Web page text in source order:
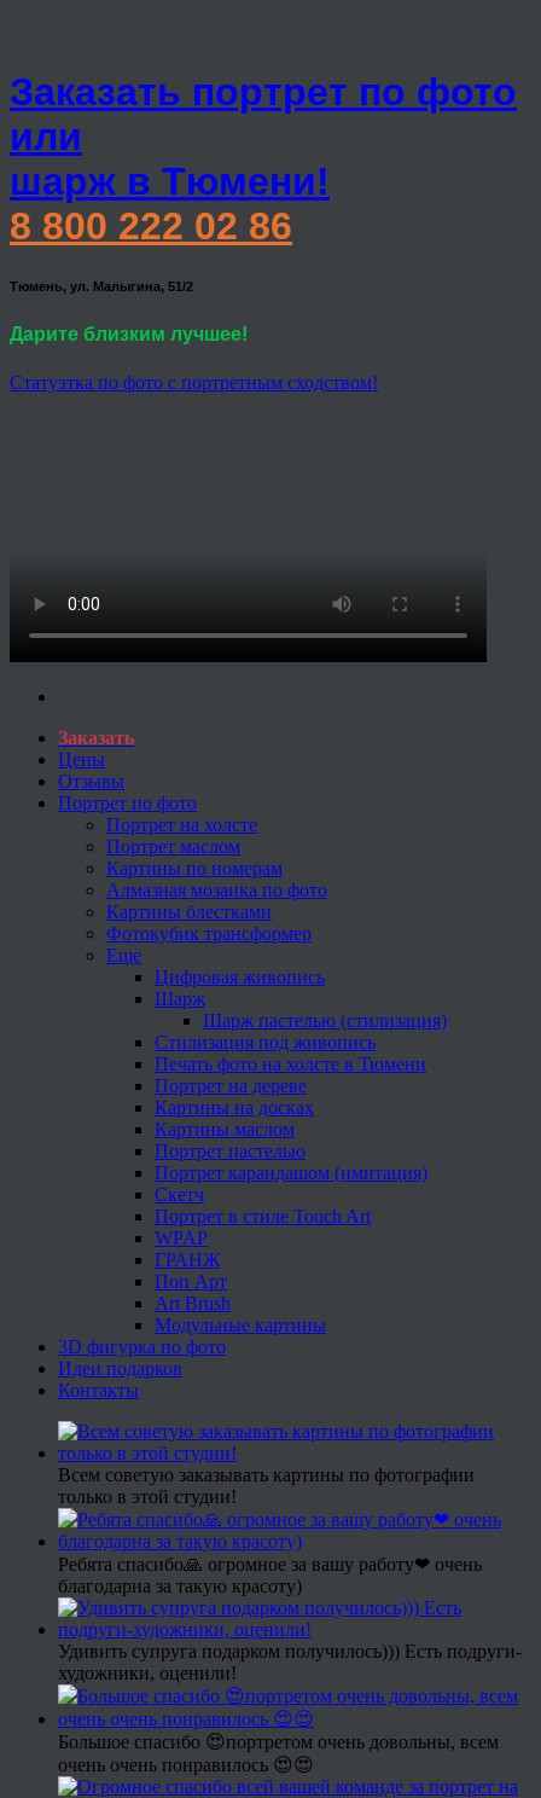
Заказать портрет по фото
или
шарж в Тюмени!
8 800 222 02 86
Тюмень, ул. Малыгина, 51/2
Дарите близким лучшее!
Статуэтка по фото с портретным сходством!
Заказать
Цены
Отзывы
Портрет по фото
Портрет на холсте
Портрет маслом
Картины по номерам
Алмазная мозаика по фото
Картины блестками
Фотокубик трансформер
Еще
Цифровая живопись
Шарж
Шарж пастелью (стилизация)
Стилизация под живопись
Печать фото на холсте в Тюмени
Портрет на дереве
Картины на досках
Картины маслом
Портрет пастелью
Портрет карандашом (имитация)
Скетч
Портрет в стиле Touch Art
WPAP
ГРАНЖ
Поп Арт
Art Brush
Модульные картины
3D фигурка по фото
Идеи подарков
Контакты
Всем советую заказывать картины по фотографии
только в этой студии!
Ребята спасибо🙏 огромное за вашу работу❤ очень
благодарна за такую красоту)
Удивить супруга подарком получилось))) Есть подруги-
художники, оценили!
Большое спасибо 😍портретом очень довольны, всем
очень очень понравилось 😍😍